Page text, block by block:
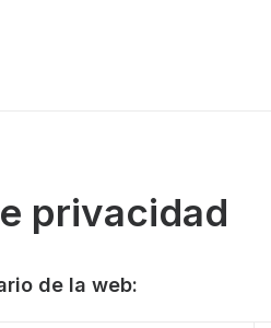
privacidad
de la web: